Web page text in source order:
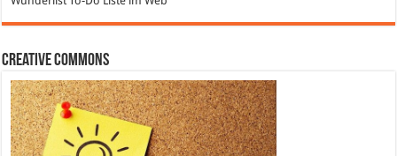
Creative Commons